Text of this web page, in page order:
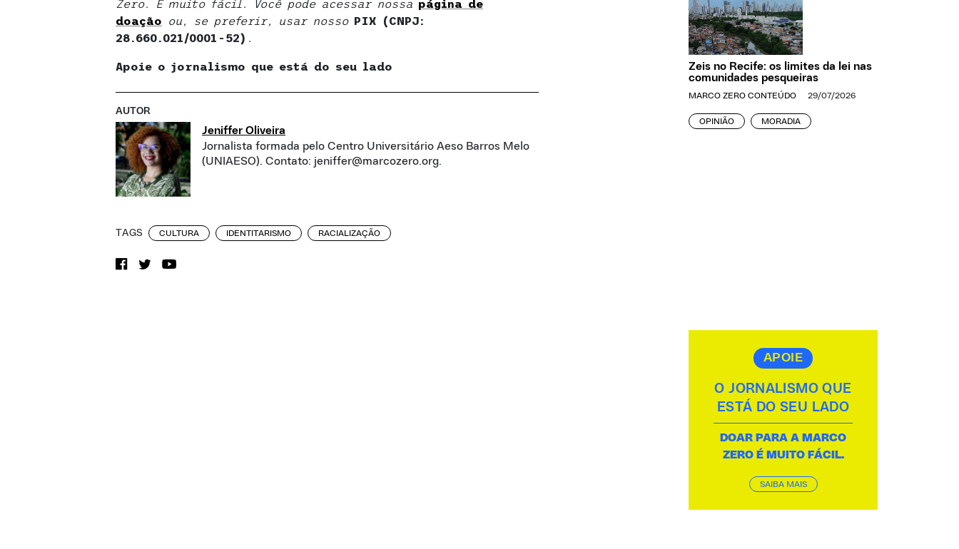
Zero. É muito fácil. Você pode acessar nossa página de
doação ou, se preferir, usar nosso PIX (CNPJ:
28.660.021/0001-52) .
Apoie o jornalismo que está do seu lado
AUTOR
Jeniffer Oliveira
Jornalista formada pelo Centro Universitário Aeso Barros Melo
(UNIAESO). Contato: jeniffer@marcozero.org.
TAGS CULTURA IDENTITARISMO RACIALIZAÇÃO
Zeis no Recife: os limites da lei nas
comunidades pesqueiras
MARCO ZERO CONTEÚDO 29/07/2026
OPINIÃO MORADIA
APOIE
O JORNALISMO QUE
ESTÁ DO SEU LADO
DOAR PARA A MARCO
ZERO É MUITO FÁCIL.
SAIBA MAIS